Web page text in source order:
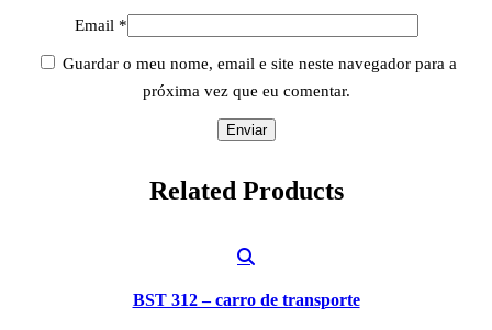
Email *
Guardar o meu nome, email e site neste navegador para a
próxima vez que eu comentar.
Related Products
BST 312 – carro de transporte